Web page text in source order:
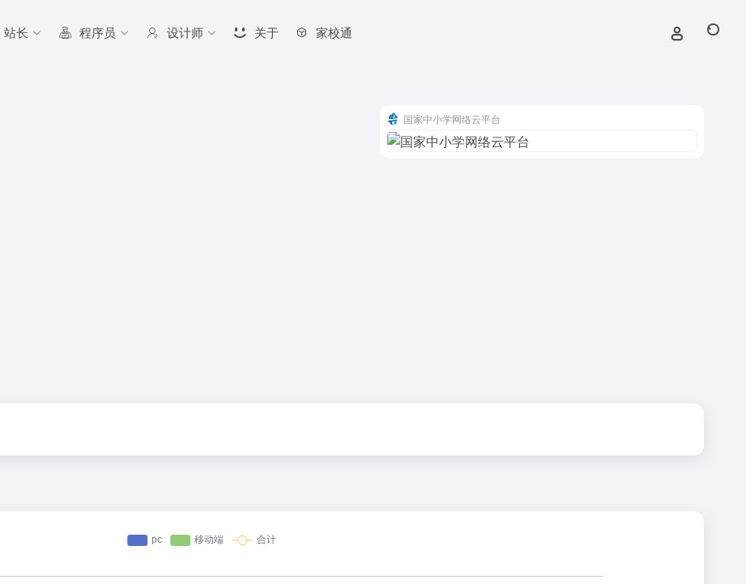
站长 程序员 设计师 关于 家校通
国家中小学网络云平台